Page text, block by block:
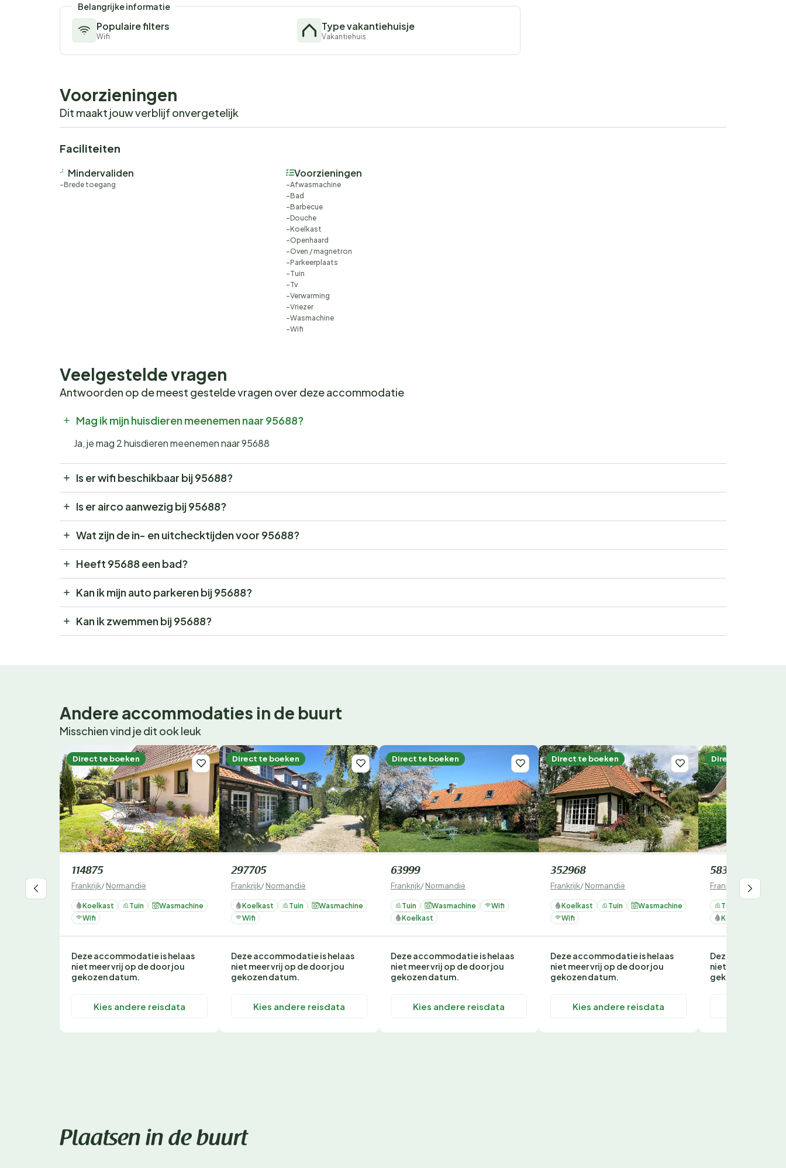
Belangrijke informatie
Populaire filters
Wifi
Type vakantiehuisje
Vakantiehuis
Voorzieningen
Dit maakt jouw verblijf onvergetelijk
Faciliteiten
Mindervaliden
Brede toegang
Voorzieningen
Afwasmachine
Bad
Barbecue
Douche
Koelkast
Openhaard
Oven / magnetron
Parkeerplaats
Tuin
Tv
Verwarming
Vriezer
Wasmachine
Wifi
Veelgestelde vragen
Antwoorden op de meest gestelde vragen over deze accommodatie
Mag ik mijn huisdieren meenemen naar 95688?
Ja, je mag 2 huisdieren meenemen naar 95688
Is er wifi beschikbaar bij 95688?
Is er airco aanwezig bij 95688?
Wat zijn de in- en uitchecktijden voor 95688?
Heeft 95688 een bad?
Kan ik mijn auto parkeren bij 95688?
Kan ik zwemmen bij 95688?
Andere accommodaties in de buurt
Misschien vind je dit ook leuk
Direct te boeken
114875
Frankrijk/Normandië
Koelkast Tuin
Wasmachine
Wifi
Deze accommodatie is helaas
niet meer vrij op de door jou
gekozen datum.
Kies andere reisdata
Direct te boeken
297705
Frankrijk/Normandië
Koelkast Tuin
Wasmachine
Wifi
Deze accommodatie is helaas
niet meer vrij op de door jou
gekozen datum.
Kies andere reisdata
Direct te boeken
63999
Frankrijk/Normandië
Tuin Wasmachine
Wifi
Koelkast
Deze accommodatie is helaas
niet meer vrij op de door jou
gekozen datum.
Kies andere reisdata
Direct te boeken
352968
Frankrijk/Normandië
Koelkast Tuin
Wasmachine
Wifi
Deze accommodatie is helaas
niet meer vrij op de door jou
gekozen datum.
Kies andere reisdata
Direct te boeken
58382
Frankrijk Normandië
Tuin
Koelkast
Deze
niet meer vrij op
gekozen datum.
Plaatsen in de buurt